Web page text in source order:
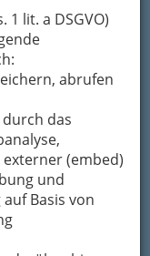
lit. a DSGVO)
abrufen
das
(embed)
und
Basis von
ist sicher
bieten
Anbau und
hat
über die
, Schlösser-,
hier nicht
Vielzahl an